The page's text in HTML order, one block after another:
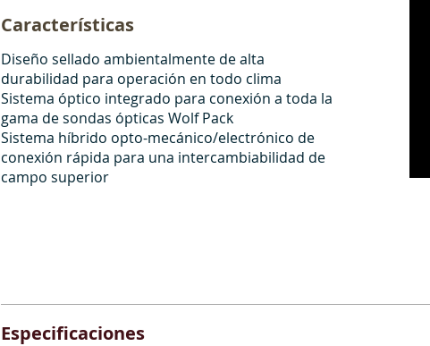
Características
Diseño sellado ambientalmente de alta
durabilidad para operación en todo clima
Sistema óptico integrado para conexión a toda la
gama de sondas ópticas Wolf Pack
Sistema híbrido opto-mecánico/electrónico de
conexión rápida para una intercambiabilidad de
campo superior
Especificaciones